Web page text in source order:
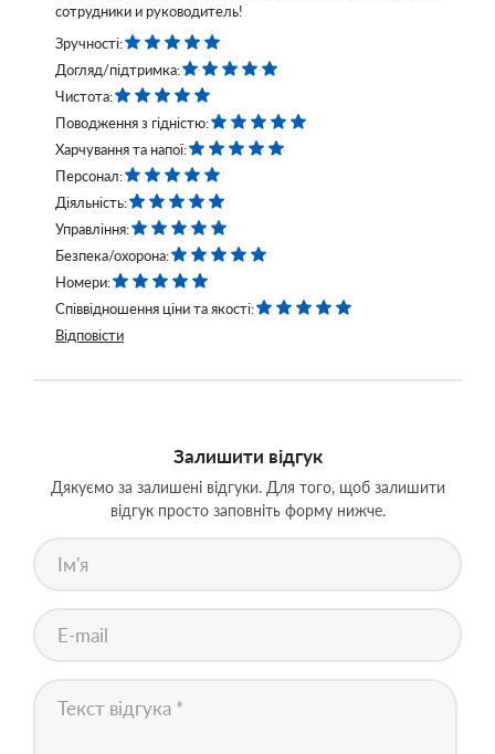
сотрудники и руководитель!
Зручності:
Догляд/підтримка:
Чистота:
Поводження з гідністю:
Харчування та напої:
Персонал:
Діяльність:
Управління:
Безпека/охорона:
Номери:
Співвідношення ціни та якості:
Відповісти
Залишити відгук
Дякуємо за залишені відгуки. Для того, щоб залишити
відгук просто заповніть форму нижче.